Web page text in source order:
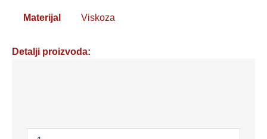
Materijal Viskoza
Detalji proizvoda: